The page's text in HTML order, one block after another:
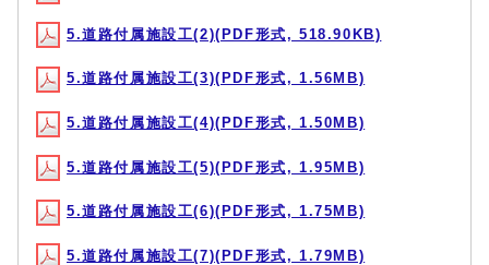
5.道路付属施設工(2)(PDF形式, 518.90KB)
5.道路付属施設工(3)(PDF形式, 1.56MB)
5.道路付属施設工(4)(PDF形式, 1.50MB)
5.道路付属施設工(5)(PDF形式, 1.95MB)
5.道路付属施設工(6)(PDF形式, 1.75MB)
5.道路付属施設工(7)(PDF形式, 1.79MB)